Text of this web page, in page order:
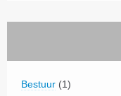
Bestuur (1)